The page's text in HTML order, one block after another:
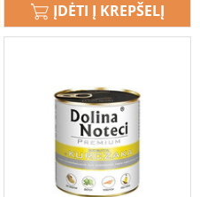
ĮDĖTI Į KREPŠELĮ